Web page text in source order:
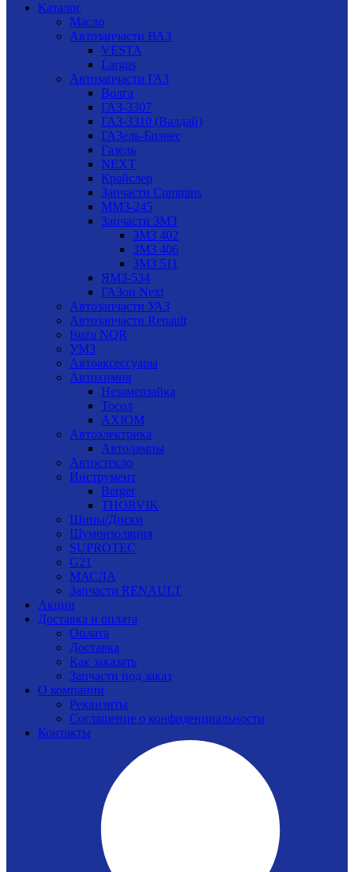
Каталог
Масло
Автозапчасти ВАЗ
VESTA
Largus
Автозапчасти ГАЗ
Волга
ГАЗ-3307
ГАЗ-3310 (Валдай)
ГАЗель-Бизнес
Газель
NEXT
Крайслер
Запчасти Cummins
ММЗ-245
Запчасти ЗМЗ
ЗМЗ 402
ЗМЗ 406
ЗМЗ 511
ЯМЗ-534
ГАЗон Next
Автозапчасти УАЗ
Автозапчасти Renault
Isuzu NQR
УМЗ
Автоаксессуары
Автохимия
Незамерзайка
Тосол
AXIOM
Автоэлектрика
Автолампы
Автостекло
Инструмент
Berger
THORVIK
Шины/Диски
Шумоизоляция
SUPROTEC
G21
МАСЛА
Запчасти RENAULT
Акции
Доставка и оплата
Оплата
Доставка
Как заказать
Запчасти под заказ
О компании
Реквизиты
Соглашение о конфиденциальности
Контакты